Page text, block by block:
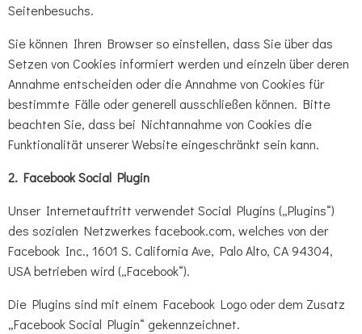
Seitenbesuchs.
Sie können Ihren Browser so einstellen, dass Sie über das
Setzen von Cookies informiert werden und einzeln über deren
Annahme entscheiden oder die Annahme von Cookies für
bestimmte Fälle oder generell ausschließen können. Bitte
beachten Sie, dass bei Nichtannahme von Cookies die
Funktionalität unserer Website eingeschränkt sein kann.
2. Facebook Social Plugin
Unser Internetauftritt verwendet Social Plugins („Plugins“)
des sozialen Netzwerkes facebook.com, welches von der
Facebook Inc., 1601 S. California Ave, Palo Alto, CA 94304,
USA betrieben wird („Facebook“).
Die Plugins sind mit einem Facebook Logo oder dem Zusatz
„Facebook Social Plugin“ gekennzeichnet.